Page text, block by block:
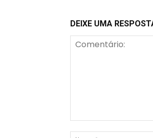
DEIXE UMA